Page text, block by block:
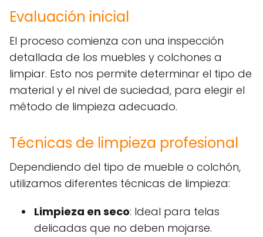
Evaluación inicial
El proceso comienza con una inspección
detallada de los muebles y colchones a
limpiar. Esto nos permite determinar el tipo de
material y el nivel de suciedad, para elegir el
método de limpieza adecuado.
Técnicas de limpieza profesional
Dependiendo del tipo de mueble o colchón,
utilizamos diferentes técnicas de limpieza:
Limpieza en seco: Ideal para telas
delicadas que no deben mojarse.